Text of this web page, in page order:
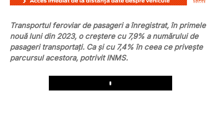
Transportul feroviar de pasageri a înregistrat, în primele
nouă luni din 2023, o creştere cu 7,9% a numărului de
pasageri transportaţi. Ca şi cu 7,4% în ceea ce priveşte
parcursul acestora, potrivit INMS.
Play